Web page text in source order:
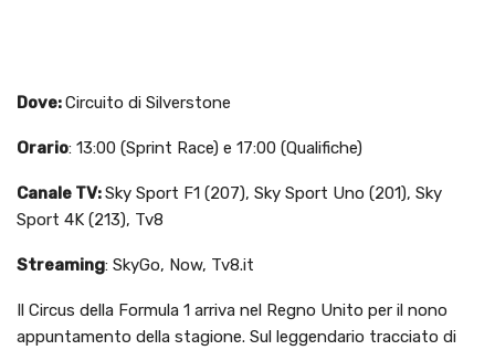
Dove:Circuito di Silverstone
Orario: 13:00 (Sprint Race) e 17:00 (Qualifiche)
Canale TV:Sky Sport F1 (207), Sky Sport Uno (201), Sky
Sport 4K (213), Tv8
Streaming: SkyGo, Now, Tv8.it
Il Circus della Formula 1 arriva nel Regno Unito per il nono
appuntamento della stagione. Sul leggendario tracciato di